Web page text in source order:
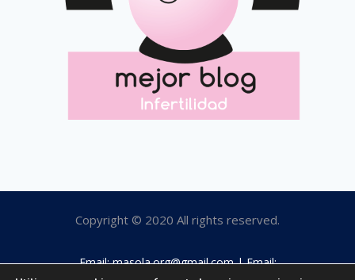
Copyright © 2020 All rights reserved.
Email: masola.org@gmail.com | Email: